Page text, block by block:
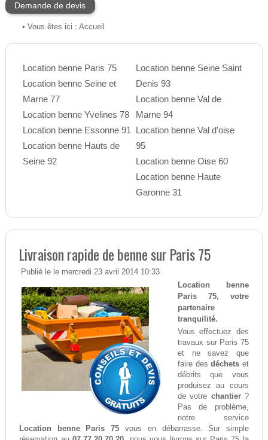
Demande de devis
• Vous êtes ici : Accueil
Location benne Paris 75
Location benne Seine et
Marne 77
Location benne Yvelines 78
Location benne Essonne 91
Location benne Hauts de
Seine 92
Location benne Seine Saint
Denis 93
Location benne Val de
Marne 94
Location benne Val d'oise
95
Location benne Oise 60
Location benne Haute
Garonne 31
Livraison rapide de benne sur Paris 75
Publié le le mercredi 23 avril 2014 10:33
Location benne
Paris 75, votre
partenaire
tranquilité.
Vous effectuez des
travaux sur Paris 75
et ne savez que
faire desdéchets et
débrits que vous
produisez au cours
de votre chantier?
Pas de problème,
notre service
Location benne Paris 75 vous en débarrasse. Sur simple